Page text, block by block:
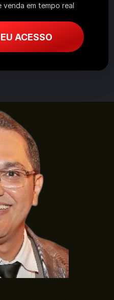
em tempo real
ACESSO